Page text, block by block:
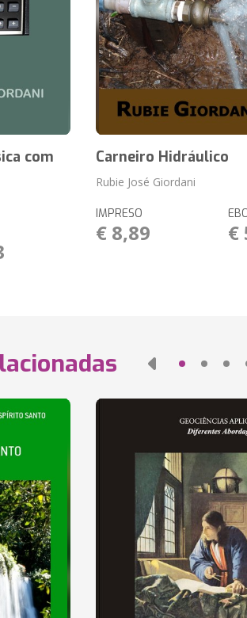
com
Carneiro Hidráulico
Rubie José Giordani
IMPRESO
€ 8,89 €